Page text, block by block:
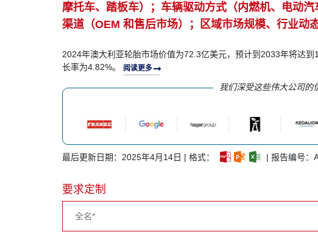
摩托车、踏板车）；车辆驱动方式（内燃机、电动
渠道（OEM 和售后市场）；区域市场规模、行业动
2024年澳大利亚轮胎市场价值为72.3亿美元，预计到2033年将达
长率为4.82%。
阅读更多
我们深受这些伟大公司的
最后更新日期：2025年4月14日 | 格式： | 报告编号：
要求定制